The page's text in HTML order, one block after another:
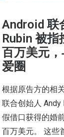
Android 联
Rubin 被指
百万美元
爱圈
根据原告方的相
联合创始人 Andy
假借口获得的婚
百万美元。 这些